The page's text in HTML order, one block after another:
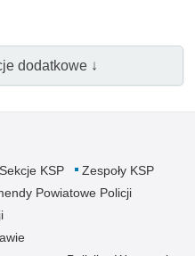
dodatkowe ↓
Sekcje KSP
Zespoły KSP
Powiatowe Policji